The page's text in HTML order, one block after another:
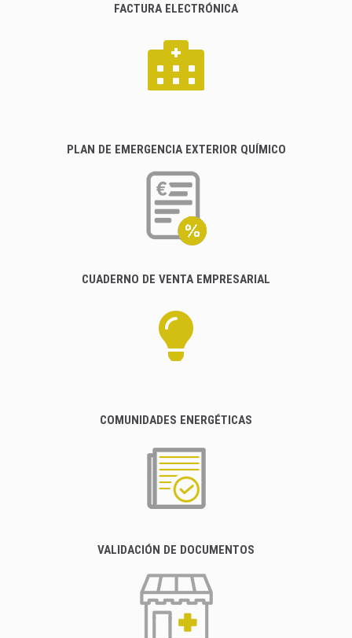
FACTURA ELECTRÓNICA
PLAN DE EMERGENCIA EXTERIOR QUÍMICO
CUADERNO DE VENTA EMPRESARIAL
COMUNIDADES ENERGÉTICAS
VALIDACIÓN DE DOCUMENTOS